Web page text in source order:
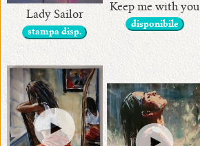
Lady Sailor
stampa disp.
Keep me with you
disponibile